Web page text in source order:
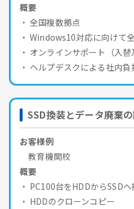
概要
全国複数拠点
Windows10対応に向けて
オンラインサポート（入替
ヘルプデスクによる社内負
SSD換装とデータ廃棄
お客様例
教育機関校
概要
PC100台をHDDからSSD
HDDのクローンコピー